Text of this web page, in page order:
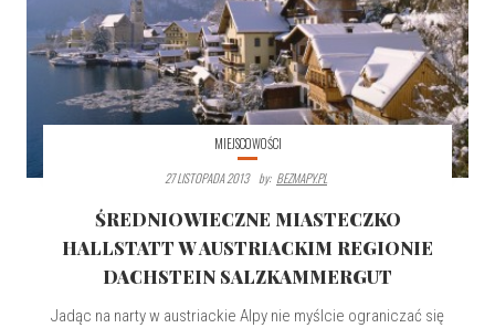
MIEJSCOWOŚCI
27 LISTOPADA 2013 By: BEZMAPY.PL
ŚREDNIOWIECZNE MIASTECZKO
HALLSTATT W AUSTRIACKIM REGIONIE
DACHSTEIN SALZKAMMERGUT
Jadąc na narty w austriackie Alpy nie myślcie ograniczać się